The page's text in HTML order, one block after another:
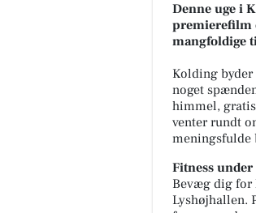
Denne uge i
premierefilm
mangfoldige
Kolding byder
noget
himmel,
venter rundt
meningsfulde
Fitness
Bevæg dig for
Lyshøjhallen.